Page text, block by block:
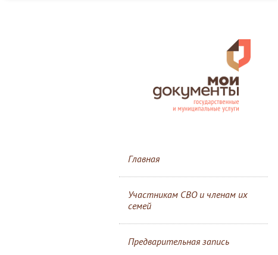
Главная
Участникам СВО и членам их
семей
Предварительная запись